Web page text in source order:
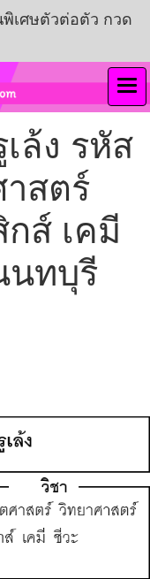
เศษตัวต่อตัว กวด
ล้ง รหัส
สตร์
ส์ เคมี
นทบุรี